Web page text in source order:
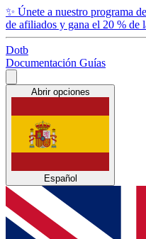
✨ Únete a nuestro programa
de afiliados y gana el 20 % de
Dotb
Documentación Guías
Abrir opciones
Español